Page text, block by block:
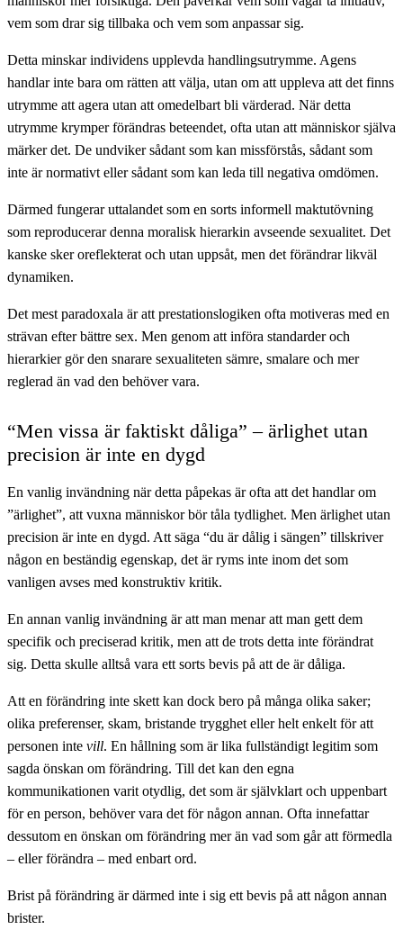
vem som drar sig tillbaka och vem som anpassar sig.
Detta minskar individens upplevda handlingsutrymme. Agens
handlar inte bara om rätten att välja, utan om att uppleva att det finns
utrymme att agera utan att omedelbart bli värderad. När detta
utrymme krymper förändras beteendet, ofta utan att människor själva
märker det. De undviker sådant som kan missförstås, sådant som
inte är normativt eller sådant som kan leda till negativa omdömen.
Därmed fungerar uttalandet som en sorts informell maktutövning
som reproducerar denna moralisk hierarkin avseende sexualitet. Det
kanske sker oreflekterat och utan uppsåt, men det förändrar likväl
dynamiken.
Det mest paradoxala är att prestationslogiken ofta motiveras med en
strävan efter bättre sex. Men genom att införa standarder och
hierarkier gör den snarare sexualiteten sämre, smalare och mer
reglerad än vad den behöver vara.
“Men vissa är faktiskt dåliga” – ärlighet utan
precision är inte en dygd
En vanlig invändning när detta påpekas är ofta att det handlar om
”ärlighet”, att vuxna människor bör tåla tydlighet. Men ärlighet utan
precision är inte en dygd. Att säga “du är dålig i sängen” tillskriver
någon en beständig egenskap, det är ryms inte inom det som
vanligen avses med konstruktiv kritik.
En annan vanlig invändning är att man menar att man gett dem
specifik och preciserad kritik, men att de trots detta inte förändrat
sig. Detta skulle alltså vara ett sorts bevis på att de är dåliga.
Att en förändring inte skett kan dock bero på många olika saker;
olika preferenser, skam, bristande trygghet eller helt enkelt för att
personen inte vill. En hållning som är lika fullständigt legitim som
sagda önskan om förändring. Till det kan den egna
kommunikationen varit otydlig, det som är självklart och uppenbart
för en person, behöver vara det för någon annan. Ofta innefattar
dessutom en önskan om förändring mer än vad som går att förmedla
– eller förändra – med enbart ord.
Brist på förändring är därmed inte i sig ett bevis på att någon annan
brister.